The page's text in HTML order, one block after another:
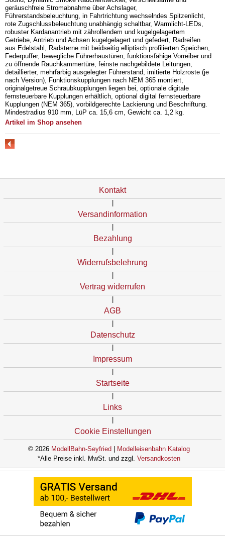
geräuschfreie Stromabnahme über Achslager,
Führerstandsbeleuchtung, in Fahrtrichtung wechselndes Spitzenlicht,
rote Zugschlussbeleuchtung unabhängig schaltbar, Warmlicht-LEDs,
robuster Kardanantrieb mit zährollendem und kugelgelagertem
Getriebe, Antrieb und Achsen kugelgelagert und gefedert, Radreifen
aus Edelstahl, Radsterne mit beidseitig elliptisch profilierten Speichen,
Federpuffer, bewegliche Führerhaustüren, funktionsfähige Vorreiber und
zu öffnende Rauchkammertüre, feinste nachgebildete Leitungen,
detaillierter, mehrfarbig ausgelegter Führerstand, imitierte Holzroste (je
nach Version), Funktionskupplungen nach NEM 365 montiert,
originalgetreue Schraubkupplungen liegen bei, optionale digitale
fernsteuerbare Kupplungen erhältlich, optional digital fernsteuerbare
Kupplungen (NEM 365), vorbildgerechte Lackierung und Beschriftung.
Mindestradius 910 mm, LüP ca. 15,6 cm, Gewicht ca. 1,2 kg.
Artikel im Shop ansehen
Kontakt
Versandinformation
Bezahlung
Widerrufsbelehrung
Vertrag widerrufen
AGB
Datenschutz
Impressum
Startseite
Links
Cookie Einstellungen
© 2026 ModellBahn-Seyfried
Modelleisenbahn Katalog
*Alle Preise inkl. MwSt. und zzgl. Versandkosten